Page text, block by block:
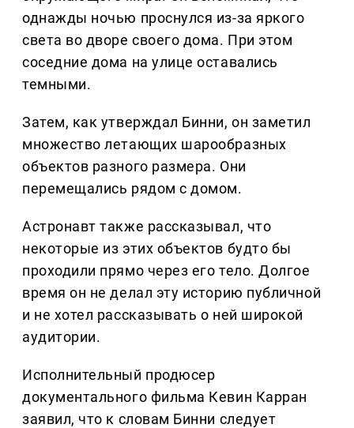
однажды ночью проснулся из-за яркого
света во дворе своего дома. При этом
соседние дома на улице оставались
темными.
Затем, как утверждал Бинни, он заметил
множество летающих шарообразных
объектов разного размера. Они
перемещались рядом с домом.
Астронавт также рассказывал, что
некоторые из этих объектов будто бы
проходили прямо через его тело. Долгое
время он не делал эту историю публичной
и не хотел рассказывать о ней широкой
аудитории.
Исполнительный продюсер
документального фильма Кевин Карран
заявил, что к словам Бинни следует